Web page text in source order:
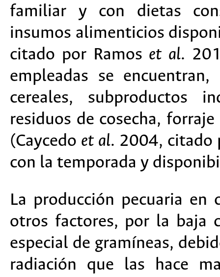
familiar y con dietas
insumos alimenticios
citado por Ramos et al.
empleadas se
cereales, subproductos
residuos de cosecha,
(Caycedo et al. 2004, citado
con la temporada y
La producción pecuaria
otros factores, por la baja
especial de gramíneas,
radiación que las hace